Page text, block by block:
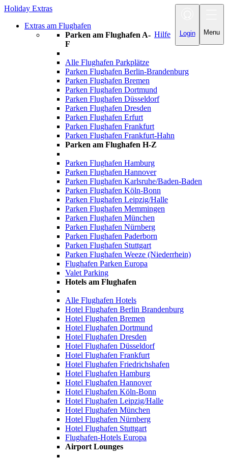
Menu
Login
Hilfe
Holiday Extras
Extras am Flughafen
Parken am Flughafen A-
F
Alle Flughafen Parkplätze
Parken Flughafen Berlin-Brandenburg
Parken Flughafen Bremen
Parken Flughafen Dortmund
Parken Flughafen Düsseldorf
Parken Flughafen Dresden
Parken Flughafen Erfurt
Parken Flughafen Frankfurt
Parken Flughafen Frankfurt-Hahn
Parken am Flughafen H-Z
Parken Flughafen Hamburg
Parken Flughafen Hannover
Parken Flughafen Karlsruhe/Baden-Baden
Parken Flughafen Köln-Bonn
Parken Flughafen Leipzig/Halle
Parken Flughafen Memmingen
Parken Flughafen München
Parken Flughafen Nürnberg
Parken Flughafen Paderborn
Parken Flughafen Stuttgart
Parken Flughafen Weeze (Niederrhein)
Flughafen Parken Europa
Valet Parking
Hotels am Flughafen
Alle Flughafen Hotels
Hotel Flughafen Berlin Brandenburg
Hotel Flughafen Bremen
Hotel Flughafen Dortmund
Hotel Flughafen Dresden
Hotel Flughafen Düsseldorf
Hotel Flughafen Frankfurt
Hotel Flughafen Friedrichshafen
Hotel Flughafen Hamburg
Hotel Flughafen Hannover
Hotel Flughafen Köln-Bonn
Hotel Flughafen Leipzig/Halle
Hotel Flughafen München
Hotel Flughafen Nürnberg
Hotel Flughafen Stuttgart
Flughafen-Hotels Europa
Airport Lounges